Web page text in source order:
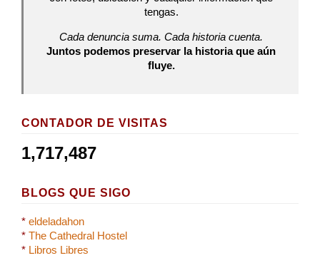
tengas.
Cada denuncia suma. Cada historia cuenta.
Juntos podemos preservar la historia que aún
fluye.
CONTADOR DE VISITAS
1,717,487
BLOGS QUE SIGO
* eldeladahon
* The Cathedral Hostel
* Libros Libres